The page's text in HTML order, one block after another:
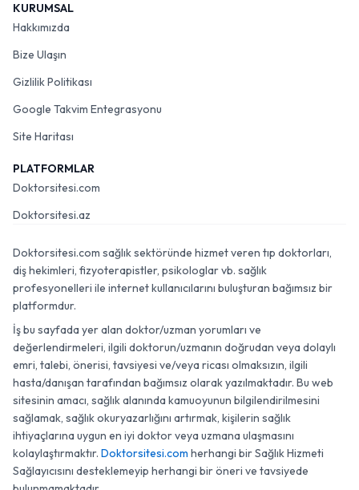
KURUMSAL
Hakkımızda
Bize Ulaşın
Gizlilik Politikası
Google Takvim Entegrasyonu
Site Haritası
PLATFORMLAR
Doktorsitesi.com
Doktorsitesi.az
Doktorsitesi.com sağlık sektöründe hizmet veren tıp doktorları,
diş hekimleri, fizyoterapistler, psikologlar vb. sağlık
profesyonelleri ile internet kullanıcılarını buluşturan bağımsız bir
platformdur.
İş bu sayfada yer alan doktor/uzman yorumları ve
değerlendirmeleri, ilgili doktorun/uzmanın doğrudan veya dolaylı
emri, talebi, önerisi, tavsiyesi ve/veya ricası olmaksızın, ilgili
hasta/danışan tarafından bağımsız olarak yazılmaktadır. Bu web
sitesinin amacı, sağlık alanında kamuoyunun bilgilendirilmesini
sağlamak, sağlık okuryazarlığını artırmak, kişilerin sağlık
ihtiyaçlarına uygun en iyi doktor veya uzmana ulaşmasını
kolaylaştırmaktır. Doktorsitesi.com herhangi bir Sağlık Hizmeti
Sağlayıcısını desteklemeyip herhangi bir öneri ve tavsiyede